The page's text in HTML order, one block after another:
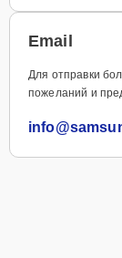
Email
Для отправки
пожеланий и